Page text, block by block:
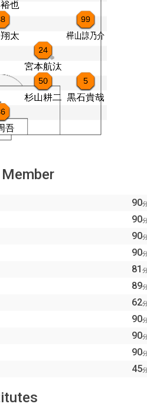
90
90
90
90
81
89
62
90
90
90
45